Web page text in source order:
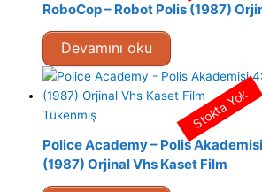
RoboCop – Robot Polis (1987)
Devamını oku
Tükenmiş
Police Academy – Polis
(1987) Orjinal Vhs Kaset Film
Stokta Yok